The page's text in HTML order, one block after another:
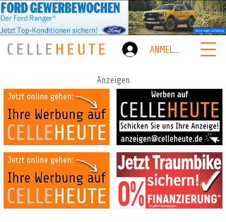
ANMELDEN
Anzeigen